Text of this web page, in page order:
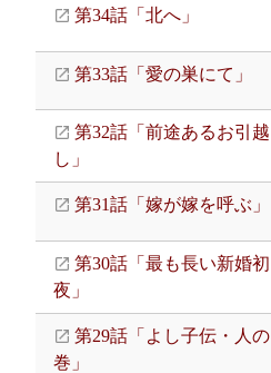
第34話「北へ」
第33話「愛の巣にて」
第32話「前途あるお引越
し」
第31話「嫁が嫁を呼ぶ」
第30話「最も長い新婚初
夜」
第29話「よし子伝・人の
巻」